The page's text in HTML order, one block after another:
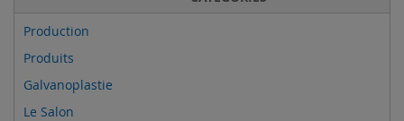
Production
Produits
Galvanoplastie
Le Salon